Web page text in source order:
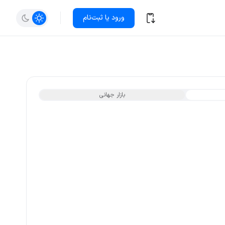
ورود یا ثبت‌نام
بازار جهانی